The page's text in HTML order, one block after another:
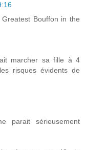
Bouffon in the
marcher sa fille à 4
risques évidents de
parait sérieusement